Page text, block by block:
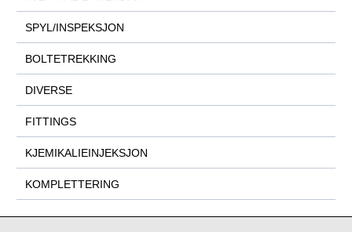
SPYL/INSPEKSJON
BOLTETREKKING
DIVERSE
FITTINGS
KJEMIKALIEINJEKSJON
KOMPLETTERING